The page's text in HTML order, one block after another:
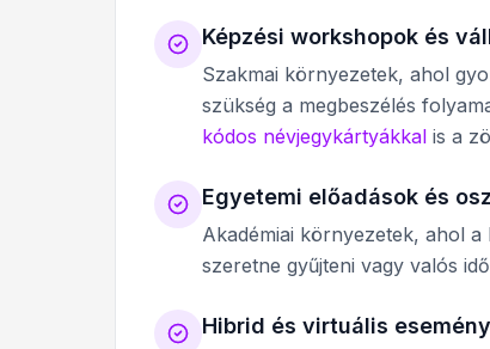
Képzési workshopok és
Szakmai környezetek, ahol
szükség a megbeszélés
kódos névjegykártyákkal is a
Egyetemi előadások és
Akadémiai környezetek, ahol
szeretne gyűjteni vagy valós
Hibrid és virtuális